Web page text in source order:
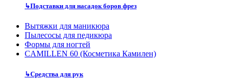
↳Подставки для насадок боров фрез
Вытяжки для маникюра
Пылесосы для педикюра
Формы для ногтей
CAMILLEN 60 (Косметика Камилен)
↳Средства для рук